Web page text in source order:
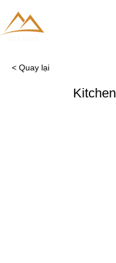
< Quay lại
Kitchen